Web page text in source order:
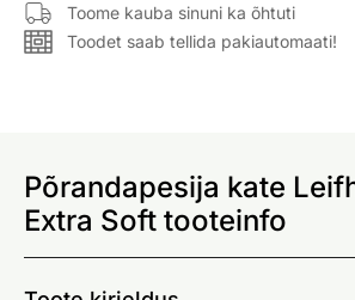
Toome kauba sinuni ka õhtuti
Toodet saab tellida pakiautomaati!
Põrandapesija kate
Extra Soft tooteinfo